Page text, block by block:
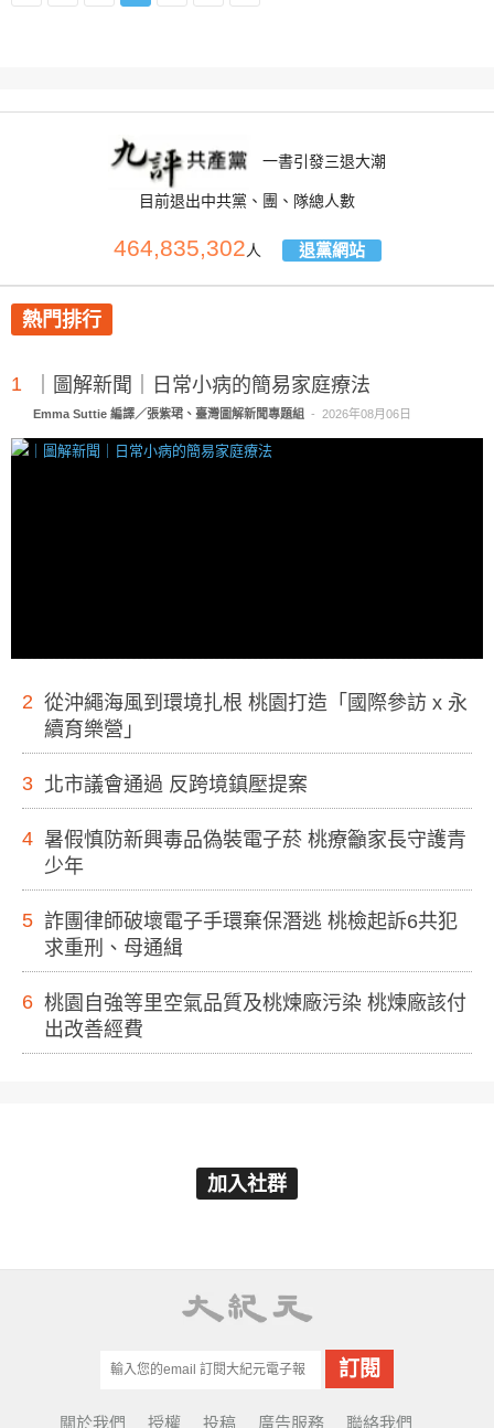
一書引發三退大潮
目前退出中共黨、團、隊總人數
464,835,302人 退黨網站
熱門排行
1 ｜圖解新聞｜日常小病的簡易家庭療法
Emma Suttie 編譯／張紫珺、臺灣圖解新聞專題組 - 2026年08月06日
2 從沖繩海風到環境扎根 桃園打造「國際參訪 x 永
續育樂營」
3 北市議會通過 反跨境鎮壓提案
4 暑假慎防新興毒品偽裝電子菸 桃療籲家長守護青
少年
5 詐團律師破壞電子手環棄保潛逃 桃檢起訴6共犯
求重刑、母通緝
6 桃園自強等里空氣品質及桃煉廠污染 桃煉廠該付
出改善經費
加入社群
關於我們 授權 投稿 廣告服務 聯絡我們